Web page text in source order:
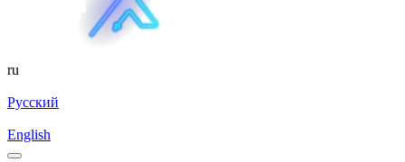
ru
Русский
English